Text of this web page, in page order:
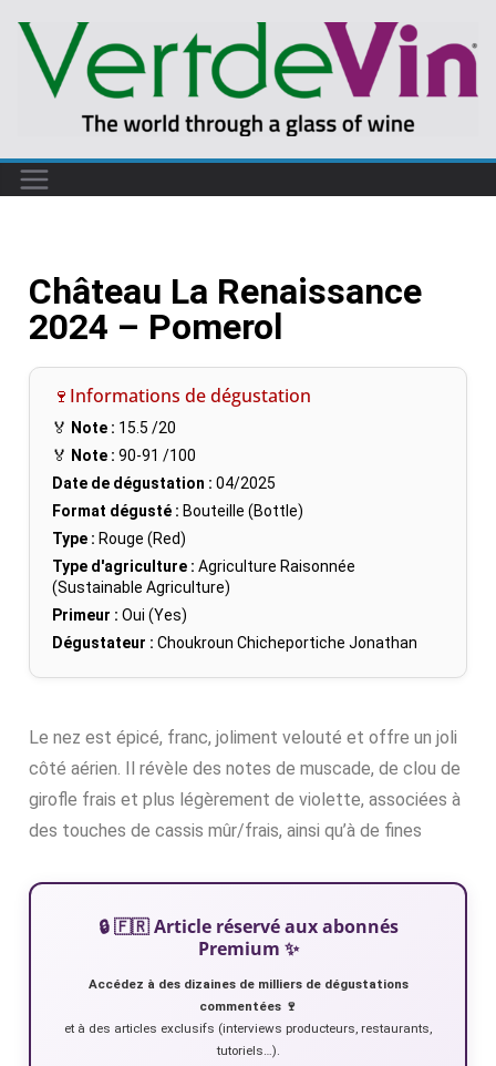
Château La Renaissance
2024 – Pomerol
🍷Informations de dégustation
🏅 Note : 15.5 /20
🏅 Note : 90-91 /100
Date de dégustation : 04/2025
Format dégusté : Bouteille (Bottle)
Type : Rouge (Red)
Type d'agriculture : Agriculture Raisonnée
(Sustainable Agriculture)
Primeur : Oui (Yes)
Dégustateur : Choukroun Chicheportiche Jonathan
Le nez est épicé, franc, joliment velouté et offre un joli
côté aérien. Il révèle des notes de muscade, de clou de
girofle frais et plus légèrement de violette, associées à
des touches de cassis mûr/frais, ainsi qu’à de fines
🔒 🇫🇷 Article réservé aux abonnés
Premium ✨
Accédez à des dizaines de milliers de dégustations
commentées 🍷
et à des articles exclusifs (interviews producteurs, restaurants,
tutoriels…).